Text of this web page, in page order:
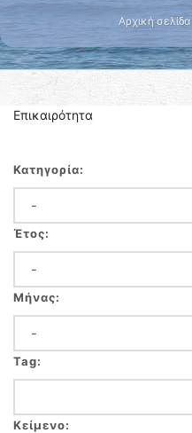
Αρχική σελίδα
Επικαιρότητα
Κατηγορία:
Έτος:
Μήνας:
Tag:
Κείμενο: